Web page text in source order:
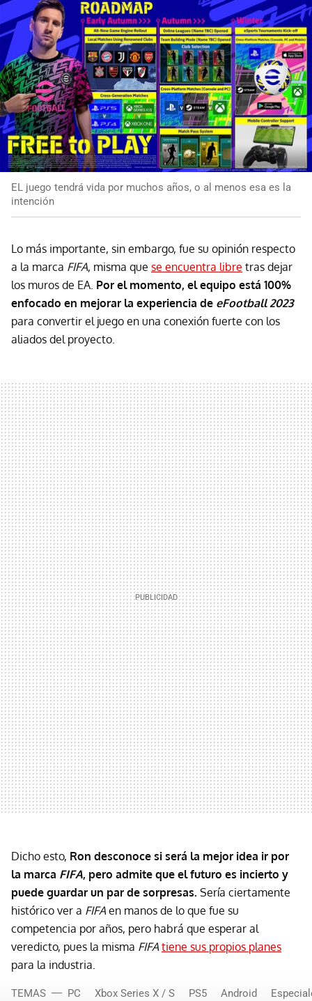
EL juego tendrá vida por muchos años, o al menos esa es la
intención
Lo más importante, sin embargo, fue su opinión respecto
a la marca FIFA, misma que se encuentra libre tras dejar
los muros de EA. Por el momento, el equipo está 100%
enfocado en mejorar la experiencia de eFootball 2023
para convertir el juego en una conexión fuerte con los
aliados del proyecto.
Dicho esto, Ron desconoce si será la mejor idea ir por
la marca FIFA, pero admite que el futuro es incierto y
puede guardar un par de sorpresas. Sería ciertamente
histórico ver a FIFA en manos de lo que fue su
competencia por años, pero habrá que esperar al
veredicto, pues la misma FIFA tiene sus propios planes
para la industria.
TEMAS PC Xbox Series X / S PS5 Android